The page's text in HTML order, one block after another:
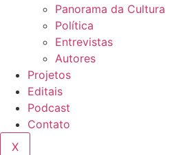
Panorama da Cultura
Política
Entrevistas
Autores
Projetos
Editais
Podcast
Contato
X